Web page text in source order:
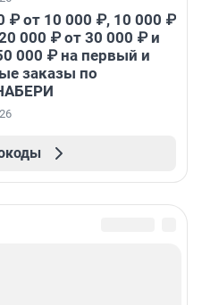
₽ от 10 000 ₽, 10 000 ₽
000 ₽ от 30 000 ₽ и
000 ₽ на первый и
заказы по